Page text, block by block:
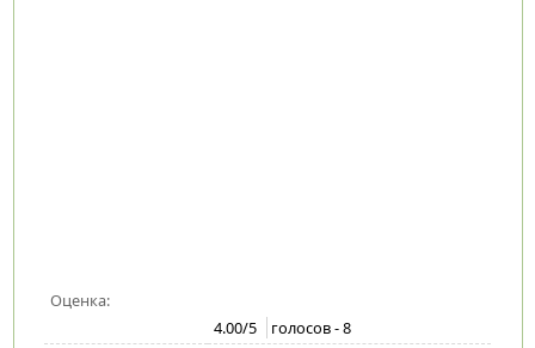
Оценка:
4.00/5 голосов -8